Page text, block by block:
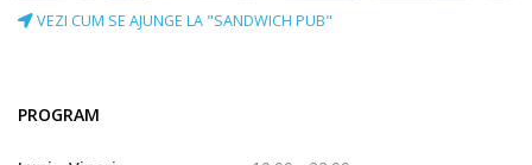
VEZI CUM SE AJUNGE LA "SANDWICH PUB"
PROGRAM